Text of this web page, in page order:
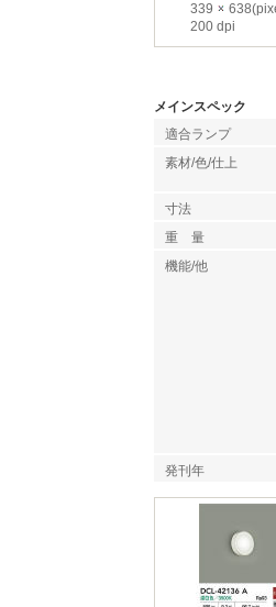
339
200 dpi
メインスペック
適合ランプ
素材/色/仕上
寸法
重 量
機能/他
発刊年